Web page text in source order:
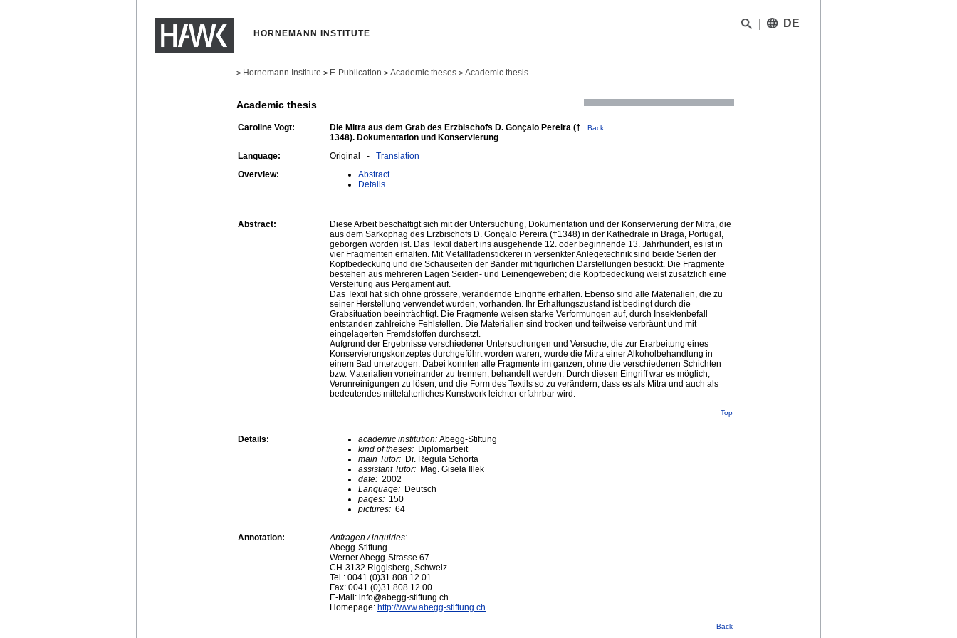
HORNEMANN INSTITUTE
DE
> Hornemann Institute > E-Publication > Academic theses > Academic thesis
Academic thesis
Caroline Vogt:
Die Mitra aus dem Grab des Erzbischofs D. Gonçalo Pereira (†
1348). Dokumentation und Konservierung
Back
Language: Original - Translation
Overview:
Abstract
Details
Abstract:
Diese Arbeit beschäftigt sich mit der Untersuchung, Dokumentation und der Konservierung der Mitra, die
aus dem Sarkophag des Erzbischofs D. Gonçalo Pereira (†1348) in der Kathedrale in Braga, Portugal,
geborgen worden ist. Das Textil datiert ins ausgehende 12. oder beginnende 13. Jahrhundert, es ist in
vier Fragmenten erhalten. Mit Metallfadenstickerei in versenkter Anlegetechnik sind beide Seiten der
Kopfbedeckung und die Schauseiten der Bänder mit figürlichen Darstellungen bestickt. Die Fragmente
bestehen aus mehreren Lagen Seiden- und Leinengeweben; die Kopfbedeckung weist zusätzlich eine
Versteifung aus Pergament auf.
Das Textil hat sich ohne grössere, verändernde Eingriffe erhalten. Ebenso sind alle Materialien, die zu
seiner Herstellung verwendet wurden, vorhanden. Ihr Erhaltungszustand ist bedingt durch die
Grabsituation beeinträchtigt. Die Fragmente weisen starke Verformungen auf, durch Insektenbefall
entstanden zahlreiche Fehlstellen. Die Materialien sind trocken und teilweise verbräunt und mit
eingelagerten Fremdstoffen durchsetzt.
Aufgrund der Ergebnisse verschiedener Untersuchungen und Versuche, die zur Erarbeitung eines
Konservierungskonzeptes durchgeführt worden waren, wurde die Mitra einer Alkoholbehandlung in
einem Bad unterzogen. Dabei konnten alle Fragmente im ganzen, ohne die verschiedenen Schichten
bzw. Materialien voneinander zu trennen, behandelt werden. Durch diesen Eingriff war es möglich,
Verunreinigungen zu lösen, und die Form des Textils so zu verändern, dass es als Mitra und auch als
bedeutendes mittelalterliches Kunstwerk leichter erfahrbar wird.
Top
Details: academic institution: Abegg-Stiftung
kind of theses: Diplomarbeit
main Tutor: Dr. Regula Schorta
assistant Tutor: Mag. Gisela Illek
date: 2002
Language: Deutsch
pages: 150
pictures: 64
Annotation:
Anfragen / inquiries:
Abegg-Stiftung
Werner Abegg-Strasse 67
CH-3132 Riggisberg, Schweiz
Tel.: 0041 (0)31 808 12 01
Fax: 0041 (0)31 808 12 00
E-Mail: info@abegg-stiftung.ch
Homepage: http://www.abegg-stiftung.ch
Back